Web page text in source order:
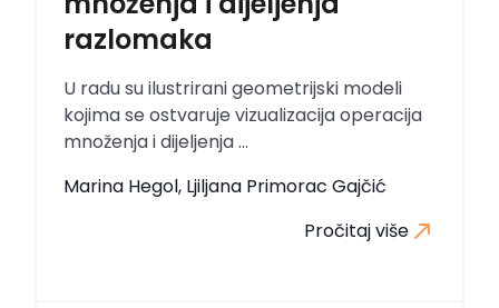
razlomaka
U radu su ilustrirani geometrijski modeli
kojima se ostvaruje vizualizacija operacija
množenja i dijeljenja ...
Marina Hegol, Ljiljana Primorac Gajčić
Pročitaj više